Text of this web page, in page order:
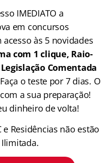
IMEDIATO a
em concursos
às 5 novidades
com 1 clique, Raio-
Comentada
o teste por 7 dias. O
a sua preparação!
dinheiro de volta!
e Residências não estão